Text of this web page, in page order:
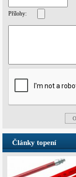
Přílohy:
Články topení